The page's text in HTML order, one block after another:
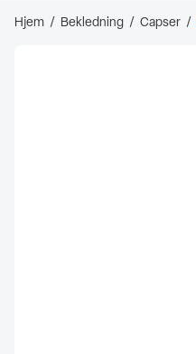
Hjem / Bekledning / Capser /